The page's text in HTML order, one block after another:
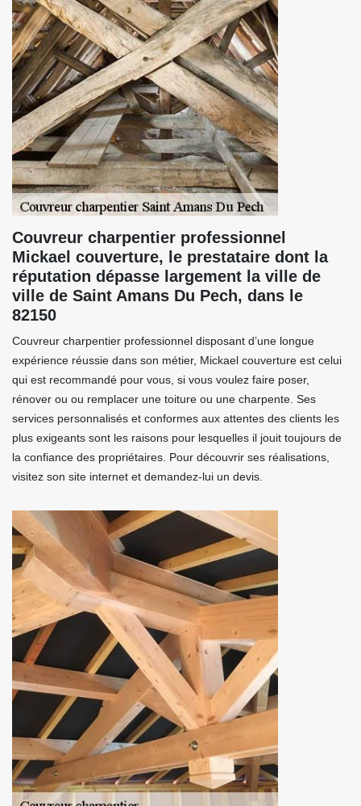
Couvreur charpentier professionnel
Mickael couverture, le prestataire dont la
réputation dépasse largement la ville de
ville de Saint Amans Du Pech, dans le
82150
Couvreur charpentier professionnel disposant d’une longue
expérience réussie dans son métier, Mickael couverture est celui
qui est recommandé pour vous, si vous voulez faire poser,
rénover ou ou remplacer une toiture ou une charpente. Ses
services personnalisés et conformes aux attentes des clients les
plus exigeants sont les raisons pour lesquelles il jouit toujours de
la confiance des propriétaires. Pour découvrir ses réalisations,
visitez son site internet et demandez-lui un devis.